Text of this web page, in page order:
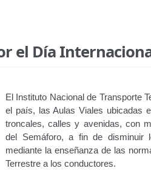
el Día
El Instituto Nacional de Transporte
el país, las Aulas Viales ubicadas
troncales, calles y avenidas, con
del Semáforo, a fin de disminuir
mediante la enseñanza de las
Terrestre a los conductores.